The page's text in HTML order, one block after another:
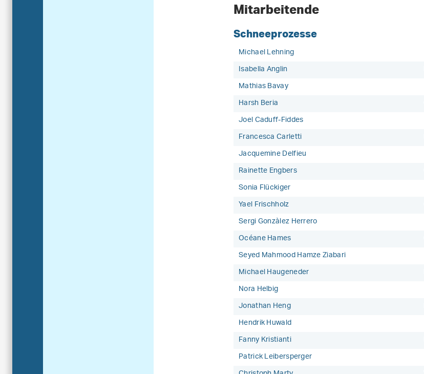
Mitarbeitende
Schneeprozesse
Michael Lehning
Isabella Anglin
Mathias Bavay
Harsh Beria
Joel Caduff-Fiddes
Francesca Carletti
Jacquemine Delfieu
Rainette Engbers
Sonia Flückiger
Yael Frischholz
Sergi Gonzàlez Herrero
Océane Hames
Seyed Mahmood Hamze Ziabari
Michael Haugeneder
Nora Helbig
Jonathan Heng
Hendrik Huwald
Fanny Kristianti
Patrick Leibersperger